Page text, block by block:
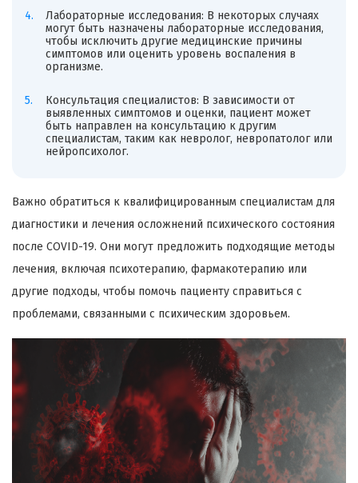
Лабораторные исследования: В некоторых случаях
могут быть назначены лабораторные исследования,
чтобы исключить другие медицинские причины
симптомов или оценить уровень воспаления в
организме.
Консультация специалистов: В зависимости от
выявленных симптомов и оценки, пациент может
быть направлен на консультацию к другим
специалистам, таким как невролог, невропатолог или
нейропсихолог.
Важно обратиться к квалифицированным специалистам для
диагностики и лечения осложнений психического состояния
после COVID-19. Они могут предложить подходящие методы
лечения, включая психотерапию, фармакотерапию или
другие подходы, чтобы помочь пациенту справиться с
проблемами, связанными с психическим здоровьем.